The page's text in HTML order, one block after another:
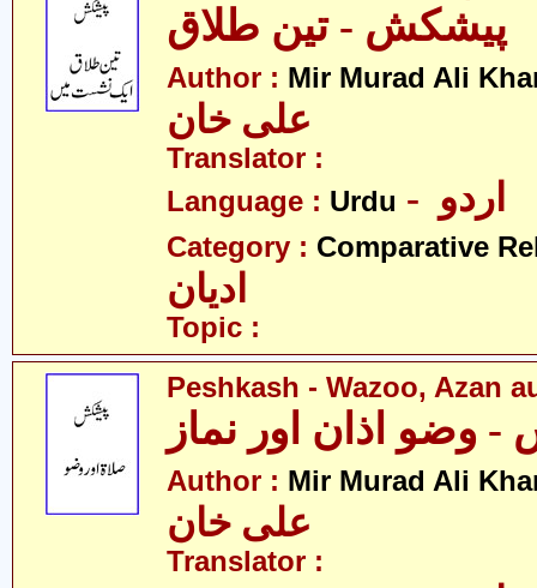
پیشکش - تین طلاق
Author : Mir Murad Ali
علی خان
Translator :
Language : Urdu
Category : Comparative
ادیان
Topic :
Peshkash - Wazoo, Azan
وضو اذان اور نماز
Author : Mir Murad Ali
علی خان
Translator :